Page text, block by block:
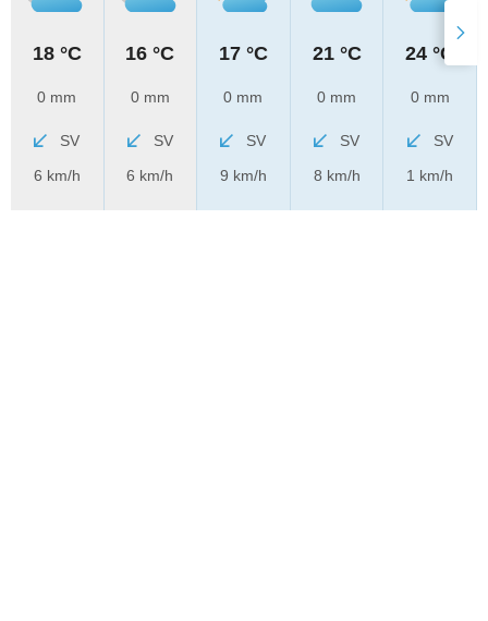
18 °C
0 mm
SV
6 km/h
16 °C
0 mm
SV
6 km/h
17 °C
0 mm
SV
9 km/h
21 °C
0 mm
SV
8 km/h
24 °C
0 mm
SV
1 km/h